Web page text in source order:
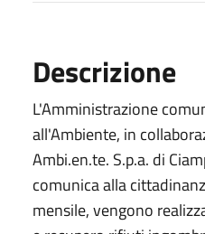
Descrizione
L'Amministrazione
all'Ambiente, in
Ambi.en.te. S.p.a. di
comunica alla
mensile, vengono